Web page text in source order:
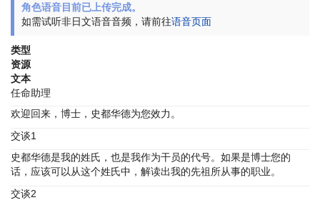
角色语音目前已上传完成。
如需试听非日文语音音频，请前往语音页面
类型
资源
文本
任命助理
欢迎回来，博士，史都华德为您效力。
交谈1
史都华德是我的姓氏，也是我作为干员的代号。如果是博士您的
话，应该可以从这个姓氏中，解读出我的先祖所从事的职业。
交谈2